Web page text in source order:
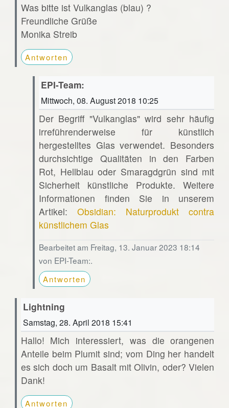
Was bitte ist Vulkanglas (blau) ?
Freundliche Grüße
Monika Streib
Antworten
EPI-Team:
Mittwoch, 08. August 2018 10:25
Der Begriff "Vulkanglas" wird sehr häufig
irreführenderweise für künstlich
hergestelltes Glas verwendet. Besonders
durchsichtige Qualitäten in den Farben
Rot, Hellblau oder Smaragdgrün sind mit
Sicherheit künstliche Produkte. Weitere
Informationen finden Sie in unserem
Artikel:Obsidian: Naturprodukt contra
künstlichem Glas
Bearbeitet am Freitag, 13. Januar 2023 18:14
von EPI-Team:.
Antworten
Lightning
Samstag, 28. April 2018 15:41
Hallo! Mich interessiert, was die orangenen
Anteile beim Plumit sind; vom Ding her handelt
es sich doch um Basalt mit Olivin, oder? Vielen
Dank!
Antworten